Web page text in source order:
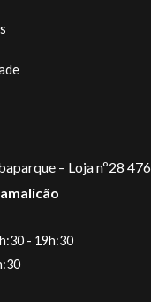
– Loja nº28
- 19h:30